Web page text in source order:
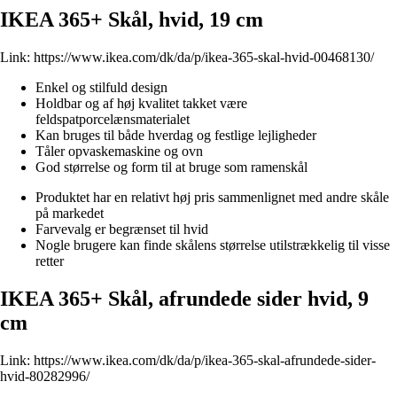
IKEA 365+ Skål, hvid, 19 cm
Link: https://www.ikea.com/dk/da/p/ikea-365-skal-hvid-00468130/
Enkel og stilfuld design
Holdbar og af høj kvalitet takket være
feldspatporcelænsmaterialet
Kan bruges til både hverdag og festlige lejligheder
Tåler opvaskemaskine og ovn
God størrelse og form til at bruge som ramenskål
Produktet har en relativt høj pris sammenlignet med andre skåle
på markedet
Farvevalg er begrænset til hvid
Nogle brugere kan finde skålens størrelse utilstrækkelig til visse
retter
IKEA 365+ Skål, afrundede sider hvid, 9
cm
Link: https://www.ikea.com/dk/da/p/ikea-365-skal-afrundede-sider-
hvid-80282996/